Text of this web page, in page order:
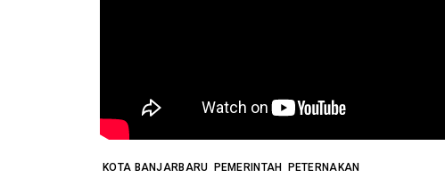
KOTA BANJARBARU PEMERINTAH PETERNAKAN